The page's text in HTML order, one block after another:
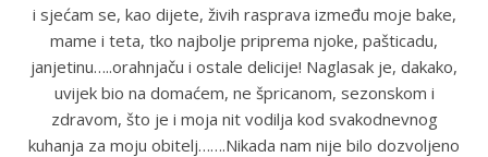
i sjećam se, kao dijete, živih rasprava između moje bake,
mame i teta, tko najbolje priprema njoke, pašticadu,
janjetinu…..orahnjaču i ostale delicije! Naglasak je, dakako,
uvijek bio na domaćem, ne špricanom, sezonskom i
zdravom, što je i moja nit vodilja kod svakodnevnog
kuhanja za moju obitelj…….Nikada nam nije bilo dozvoljeno